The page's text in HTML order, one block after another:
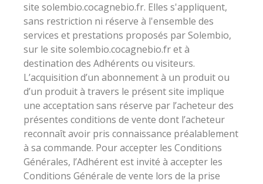
site solembio.cocagnebio.fr. Elles s'appliquent,
sans restriction ni réserve à l'ensemble des
services et prestations proposés par Solembio,
sur le site solembio.cocagnebio.fr et à
destination des Adhérents ou visiteurs.
L’acquisition d’un abonnement à un produit ou
d’un produit à travers le présent site implique
une acceptation sans réserve par l’acheteur des
présentes conditions de vente dont l’acheteur
reconnaît avoir pris connaissance préalablement
à sa commande. Pour accepter les Conditions
Générales, l’Adhérent est invité à accepter les
Conditions Générale de vente lors de la prise